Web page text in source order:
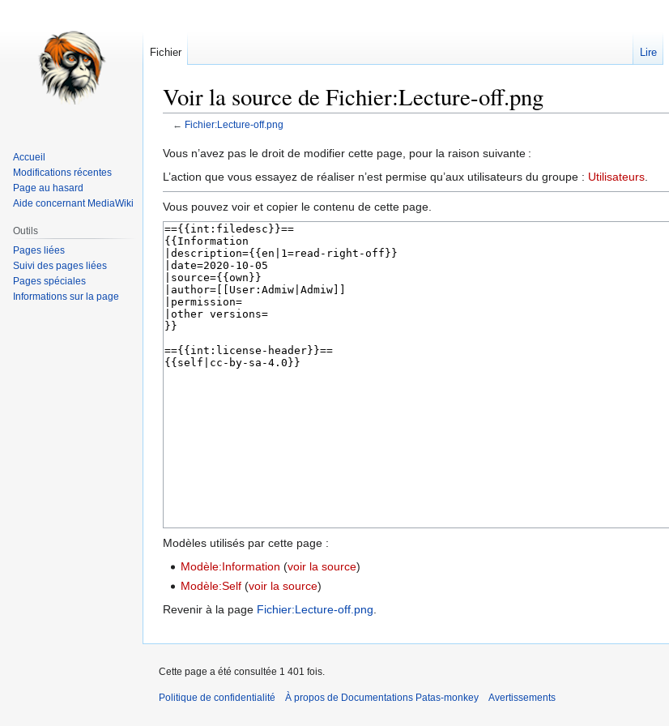
Voir la source de Fichier:Lecture-off.png
← Fichier:Lecture-off.png
Aller
à
navigation
Aller
à
recherche
Vous n’avez pas le droit de modifier cette page, pour la raison suivante :
L’action que vous essayez de réaliser n’est permise qu’aux utilisateurs du groupe : Utilisateurs
Vous pouvez voir et copier le contenu de cette page.
Modèles utilisés par cette page :
Modèle:Information (voir la source)
Modèle:Self (voir la source)
Revenir à la page Fichier:Lecture-off.png
Fichier Lire
Accueil
Modifications récentes
Page au hasard
Aide concernant MediaWiki
Outils
Pages liées
Suivi des pages liées
Pages spéciales
Informations sur la page
Cette page a été consultée 1 401 fois.
Politique de confidentialité À propos de Documentations Patas-monkey Avertissements